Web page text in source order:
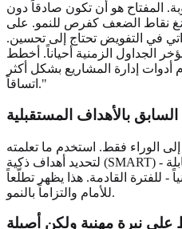
المفتاح هو أن تكون صادقاً دون
نقاط الضعف كفرص للنمو. على
في التفويض تحتاج إلى تحسين.
الجداول الزمنية أحياناً. أخطط
أدوات إدارة المشاريع بشكل أكثر
اتساقاً."
إلى الوراء فقط. استخدم ما تعلمته
لتحديد أهداف ذكية (SMART) - محددة، وقابلة للقياس، وقابلة
- للفترة القادمة. هذا يظهر تطلّعاً
للأمام والتزاماً بالنمو.